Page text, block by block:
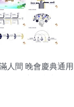
人間 晚會慶典通